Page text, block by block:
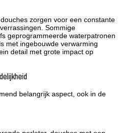
zorgen voor een constante
Sommige
geprogrammeerde waterpatronen
met ingebouwde verwarming
detail met grote impact op
belangrijk aspect, ook in de